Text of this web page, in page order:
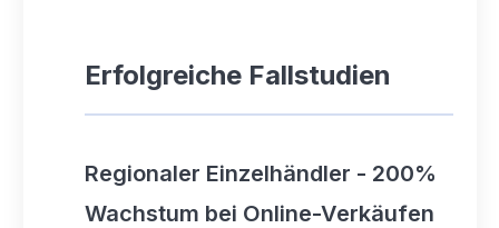
Erfolgreiche Fallstudien
Regionaler Einzelhändler - 200%
Wachstum bei Online-Verkäufen